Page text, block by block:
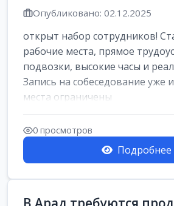
Опубликовано: 02.12.2025
открыт набор сотрудников!
рабочие места, прямое
подвозки, высокие часы и
Запись на собеседование уже
места ограничены
0 просмотров
Подробнее